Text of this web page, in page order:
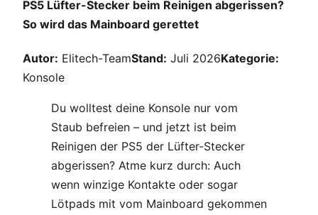
PS5 Lüfter-Stecker beim Reinigen abgerissen?
So wird das Mainboard gerettet
Autor: Elitech-TeamStand: Juli 2026Kategorie:
Konsole
Du wolltest deine Konsole nur vom
Staub befreien – und jetzt ist beim
Reinigen der PS5 der Lüfter-Stecker
abgerissen? Atme kurz durch: Auch
wenn winzige Kontakte oder sogar
Lötpads mit vom Mainboard gekommen